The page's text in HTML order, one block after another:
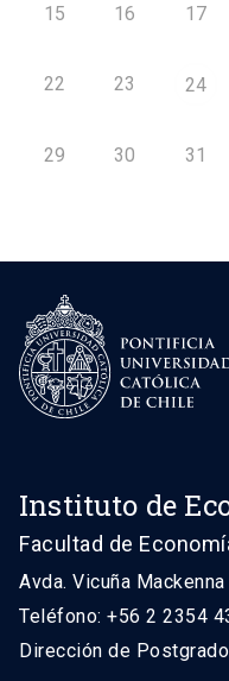
15 16 17
22 23 24
29 30 31
Instituto de
Facultad de
Avda. Vicuña
Teléfono: +56 2 2354
Dirección de